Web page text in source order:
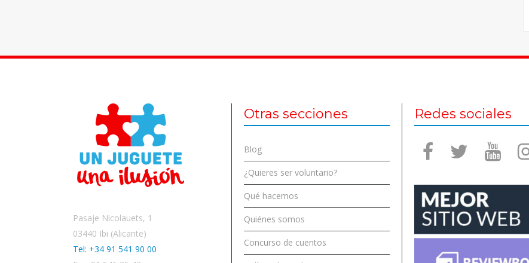
Pasaje Nicolauets, 1
03440 Ibi (Alicante)
Tel: +34 91 541 90 00
Otras secciones
Blog
¿Quieres ser voluntario?
Qué hacemos
Quiénes somos
Concurso de cuentos
Redes sociales